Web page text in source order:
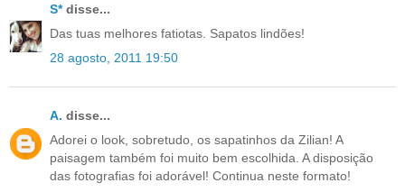
S*disse...
Das tuas melhores fatiotas. Sapatos lindões!
28 agosto, 2011 19:50
A. disse...
Adorei o look, sobretudo, os sapatinhos da Zilian! A
paisagem também foi muito bem escolhida. A disposição
das fotografias foi adorável! Continua neste formato!